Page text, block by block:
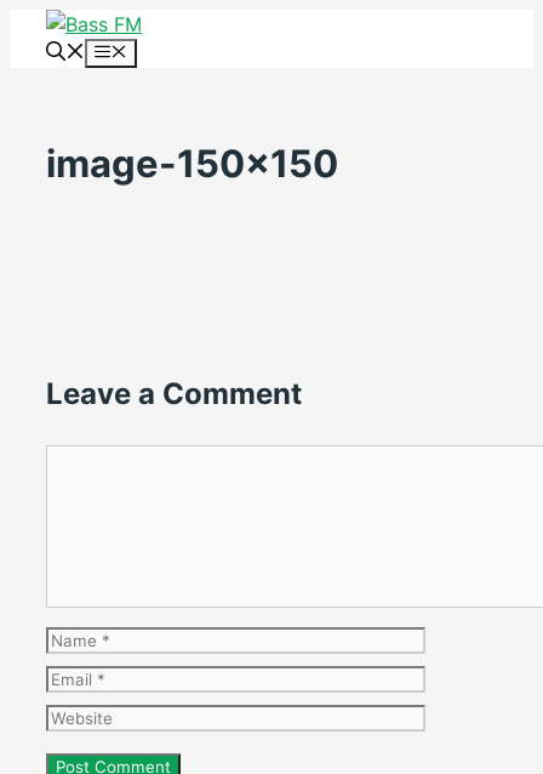
Skip
Menu
image-150×150
Leave a Comment
Name
Email
Website